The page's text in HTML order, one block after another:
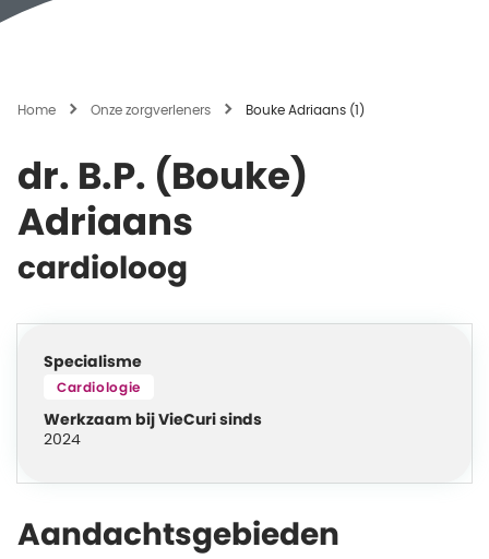
Home Onze zorgverleners Bouke Adriaans (1)
dr. B.P. (Bouke)
Adriaans
cardioloog
Specialisme
Cardiologie
Werkzaam bij VieCuri sinds
2024
Aandachtsgebieden